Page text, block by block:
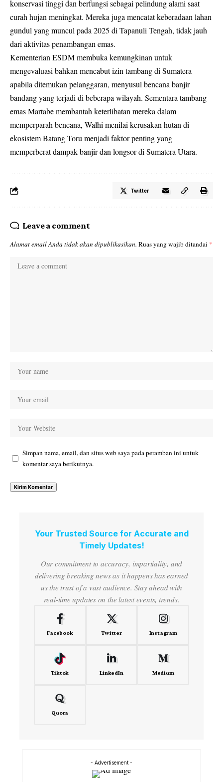
konservasi tinggi dan berfungsi sebagai pelindung alami saat
curah hujan meningkat. Mereka juga mencatat keberadaan lahan
gundul yang muncul pada 2025 di Tapanuli Tengah, tidak jauh
dari aktivitas penambangan emas.
Kementerian ESDM membuka kemungkinan untuk
mengevaluasi bahkan mencabut izin tambang di Sumatera
apabila ditemukan pelanggaran, menyusul bencana banjir
bandang yang terjadi di beberapa wilayah. Sementara tambang
emas Martabe membantah keterlibatan mereka dalam
memperparah bencana, Walhi menilai kerusakan hutan di
ekosistem Batang Toru menjadi faktor penting yang
memperberat dampak banjir dan longsor di Sumatera Utara.
Twitter
Leave a comment
Alamat email Anda tidak akan dipublikasikan. Ruas yang wajib ditandai *
Simpan nama, email, dan situs web saya pada peramban ini untuk
komentar saya berikutnya.
Your Trusted Source for Accurate and
Timely Updates!
Our commitment to accuracy, impartiality, and
delivering breaking news as it happens has earned
us the trust of a vast audience. Stay ahead with
real-time updates on the latest events, trends.
Facebook Twitter Instagram
Tiktok LinkedIn Medium
Quora
- Advertisement -